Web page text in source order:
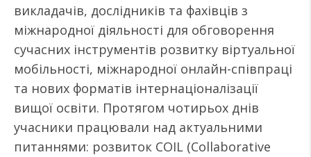
викладачів, дослідників та фахівців з
міжнародної діяльності для обговорення
сучасних інструментів розвитку віртуальної
мобільності, міжнародної онлайн-співпраці
та нових форматів інтернаціоналізації
вищої освіти. Протягом чотирьох днів
учасники працювали над актуальними
питаннями: розвиток COIL (Collaborative